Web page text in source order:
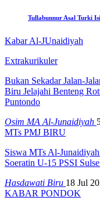
Tullabunnur Asal Turki
Kabar Al-JUnaidiyah
Extrakurikuler
Bukan Sekadar Jalan-
Biru Jelajahi Benteng
Puntondo
Osim MA Al-Junaidiyah
MTs PMJ BIRU
Siswa MTs Al-
Soeratin U-15 PSSI
Hasdawati Biru 18 Jul
KABAR PONDOK